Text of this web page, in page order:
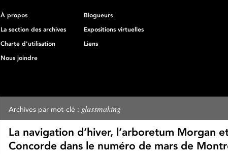
À propos
Blogueurs
La section des archives
Expositions virtuelles
Charte d'utilisation
Liens
Nous joindre
Archives par mot-clé : glassmaking
La navigation d’hiver, l’arboretum Morgan
Concorde dans le numéro de mars de